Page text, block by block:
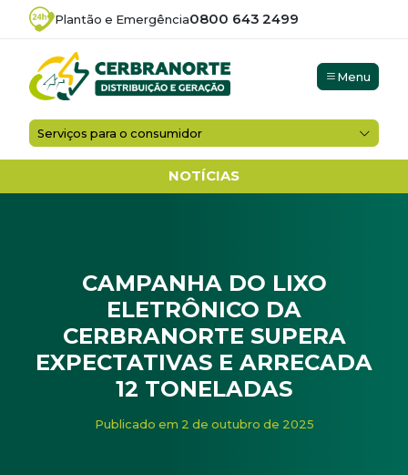
Plantão e Emergência0800 643 2499
Menu
Serviços para o consumidor
NOTÍCIAS
CAMPANHA DO LIXO
ELETRÔNICO DA
CERBRANORTE SUPERA
EXPECTATIVAS E ARRECADA
12 TONELADAS
Noticias Campanha do Lixo Eletrônico da
Publicado em 2 de outubro de 2025